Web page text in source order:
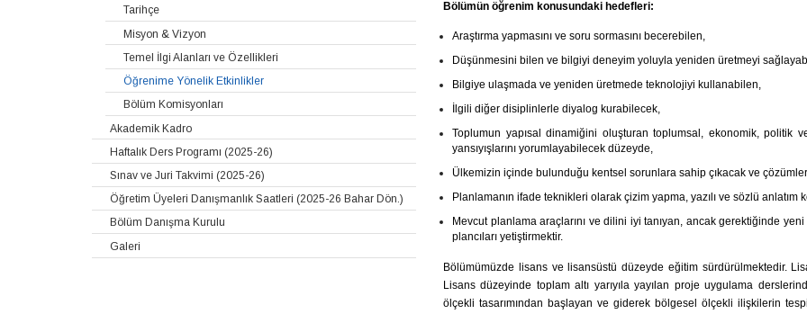
Tarihçe
Misyon & Vizyon
Temel İlgi Alanları ve Özellikleri
Öğrenime Yönelik Etkinlikler
Bölüm Komisyonları
Akademik Kadro
Haftalık Ders Programı (2025-26)
Sınav ve Juri Takvimi (2025-26)
Öğretim Üyeleri Danışmanlık Saatleri (2025-26 Bahar Dön.)
Bölüm Danışma Kurulu
Galeri
Bölümün öğrenim konusundaki hedefleri:
Araştırma yapmasını ve soru sormasını becerebilen,
Düşünmesini bilen ve bilgiyi deneyim yoluyla yeniden üretmeyi
Bilgiye ulaşmada ve yeniden üretmede teknolojiyi kullanabilen,
İlgili diğer disiplinlerle diyalog kurabilecek,
Toplumun yapısal dinamiğini oluşturan toplumsal, ekonomik, politik
yansıyışlarını yorumlayabilecek düzeyde,
Ülkemizin içinde bulunduğu kentsel sorunlara sahip çıkacak ve
Planlamanın ifade teknikleri olarak çizim yapma, yazılı ve sözlü anlatım
Mevcut planlama araçlarını ve dilini iyi tanıyan, ancak gerektiğinde
plancıları yetiştirmektir.
Bölümümüzde lisans ve lisansüstü düzeyde eğitim sürdürülmektedir.
Lisans düzeyinde toplam altı yarıyıla yayılan proje uygulama
ölçekli tasarımından başlayan ve giderek bölgesel ölçekli ilişkilerin